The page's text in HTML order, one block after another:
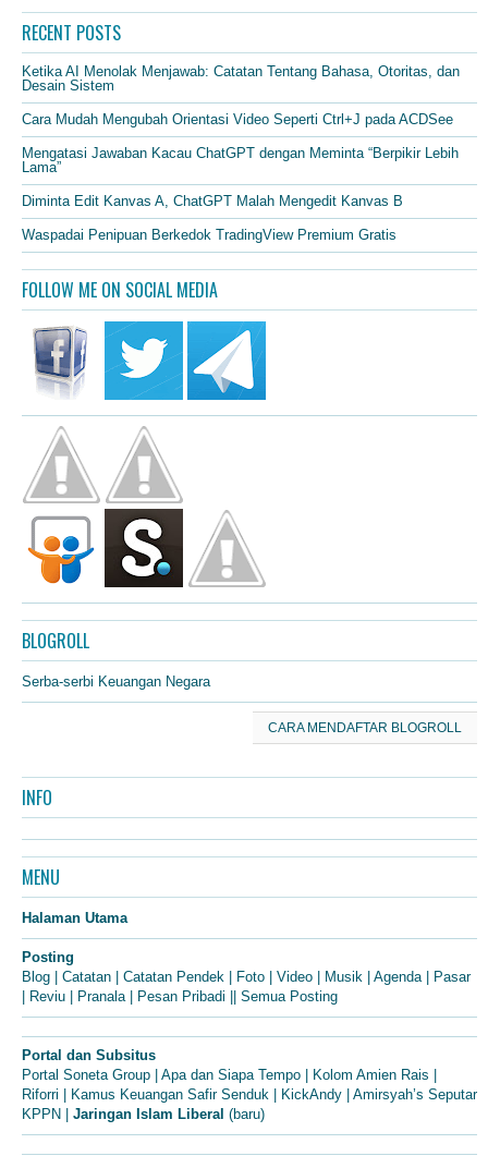
RECENT POSTS
Ketika AI Menolak Menjawab: Catatan Tentang Bahasa, Otoritas, dan
Desain Sistem
Cara Mudah Mengubah Orientasi Video Seperti Ctrl+J pada ACDSee
Mengatasi Jawaban Kacau ChatGPT dengan Meminta “Berpikir Lebih
Lama”
Diminta Edit Kanvas A, ChatGPT Malah Mengedit Kanvas B
Waspadai Penipuan Berkedok TradingView Premium Gratis
FOLLOW ME ON SOCIAL MEDIA
BLOGROLL
Serba-serbi Keuangan Negara
CARA MENDAFTAR BLOGROLL
INFO
MENU
Halaman Utama
Posting
Blog
Catatan Catatan Pendek Foto Video Musik Agenda|
Pasar
Reviu Pranala| Pesan Pribadi Semua Posting
Portal dan Subsitus
Portal Soneta Group
Apa dan Siapa Tempo Kolom Amien Rais
Riforri
Kamus Keuangan Safir Senduk KickAndy
Amirsyah’s Seputar
KPPN
Jaringan Islam Liberal (baru)